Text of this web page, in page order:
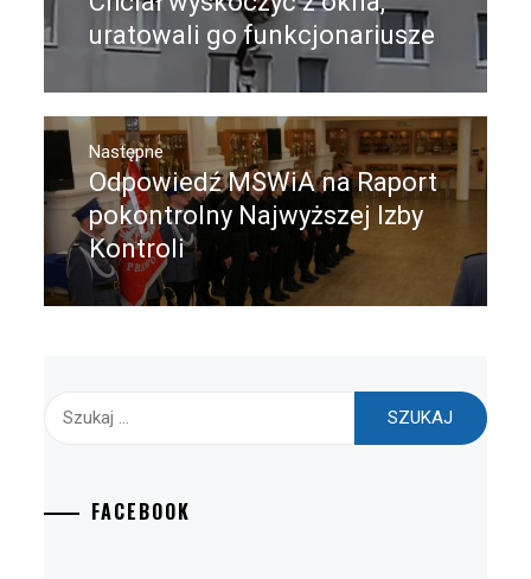
wpis:
uratowali go funkcjonariusze
Następne
Następny
post:
Odpowiedź MSWiA na Raport
pokontrolny Najwyższej Izby
Kontroli
FACEBOOK